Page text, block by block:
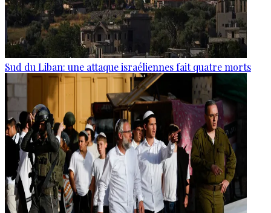
Sud du Liban: une attaque israéliennes fait quatre morts